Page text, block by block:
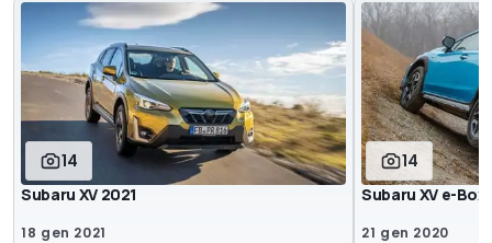
14
Subaru XV 2021
18 gen 2021
14
Subaru XV e-
21 gen 2020